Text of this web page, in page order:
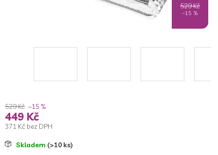
529 Kč
–15 %
529 Kč –15 %
449 Kč
371 Kč bez DPH
MěrnáSkladem (>10 ks)